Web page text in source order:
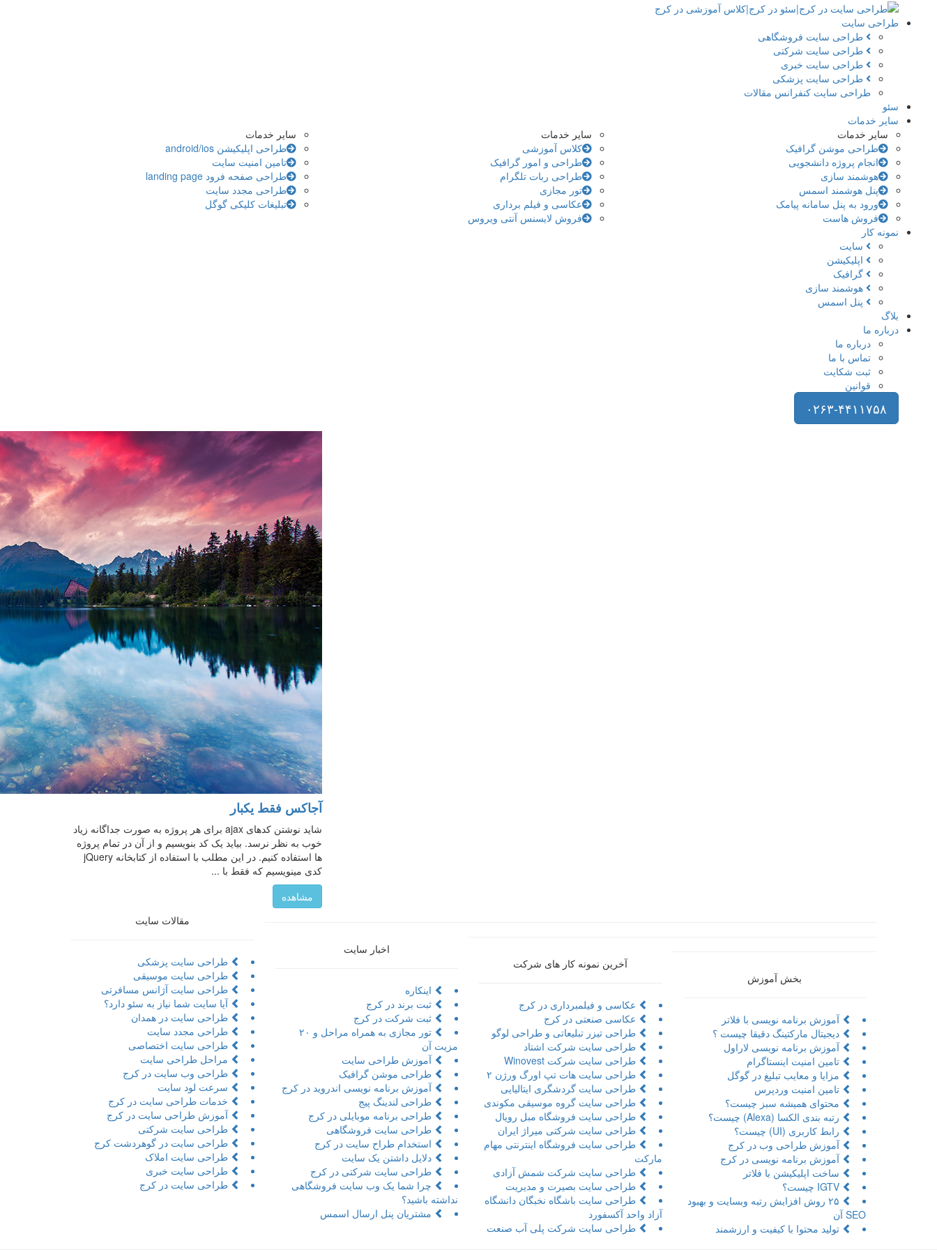
طراحی سایت
طراحی سایت فروشگاهی
طراحی سایت شرکتی
طراحی سایت خبری
طراحی سایت پزشکی
طراحی سایت کنفرانس مقالات
سئو
سایر خدمات
سایر خدمات
طراحی اپلیکیشن android/ios
تامین امنیت سایت
طراحی صفحه فرود landing page
طراحی مجدد سایت
تبلیغات کلیکی گوگل
سایر خدمات
کلاس آموزشی
طراحی و امور گرافیک
طراحی ربات تلگرام
تور مجازی
عکاسی و فیلم برداری
فروش لایسنس آنتی ویروس
سایر خدمات
طراحی موشن گرافیک
انجام پروژه دانشجویی
هوشمند سازی
پنل هوشمند اسمس
ورود به پنل سامانه پیامک
فروش هاست
نمونه کار
سایت
اپلیکیشن
گرافیک
هوشمند سازی
پنل اسمس
بلاگ
درباره ما
درباره ما
تماس با ما
ثبت شکایت
قوانین
۰۲۶۳-۴۴۱۱۷۵۸
آجاکس فقط یکبار
شاید نوشتن کدهای ajax برای هر پروژه به صورت جداگانه زیاد
خوب به نظر نرسد. بیاید یک کد بنویسیم و از آن در تمام پروژه
ها استفاده کنیم. در این مطلب با استفاده از کتابخانه jQuery
کدی مینویسیم که فقط با ...
مشاهده
مقالات سایت
طراحی سایت پزشکی
طراحی سایت موسیقی
طراحی سایت آژانس مسافرتی
آیا سایت شما نیاز به سئو دارد؟
طراحی سایت در همدان
طراحی مجدد سایت
طراحی سایت اختصاصی
مراحل طراحی سایت
طراحی وب سایت در کرج
سرعت لود سایت
خدمات طراحی سایت در کرج
آموزش طراحی سایت در کرج
طراحی سایت شرکتی
طراحی سایت در گوهردشت کرج
طراحی سایت املاک
طراحی سایت خبری
طراحی سایت در کرج
اخبار سایت
اینکاره
ثبت برند در کرج
ثبت شرکت در کرج
تور مجازی به همراه مراحل و ۲۰
مزیت آن
آموزش طراحی سایت
طراحی موشن گرافیک
آموزش برنامه نویسی اندروید در کرج
طراحی لندینگ پیج
طراحی برنامه موبایلی در کرج
طراحی سایت فروشگاهی
استخدام طراح سایت در کرج
دلایل داشتن یک سایت
طراحی سایت شرکتی در کرج
چرا شما یک وب سایت فروشگاهی
نداشته باشید؟
مشتریان پنل ارسال اسمس
آخرین نمونه کار های شرکت
عکاسی و فیلمبرداری در کرج
عکاسی صنعتی در کرج
طراحی تیزر تبلیعاتی و طراحی لوگو
طراحی سایت شرکت اشتاد
طراحی سایت شرکت Winovest
طراحی سایت هات تپ اورگ ورژن ۲
طراحی سایت گردشگری ایتالیایی
طراحی سایت گروه موسیقی مکوندی
طراحی سایت فروشگاه مبل رویال
طراحی سایت شرکتی میراژ ایران
طراحی سایت فروشگاه اینترنتی مهام
مارکت
طراحی سایت شرکت شمش آزادی
طراحی سایت بصیرت و مدیریت
طراحی سایت باشگاه نخبگان دانشگاه
آزاد واحد آکسفورد
طراحی سایت شرکت پلی آب صنعت
بخش آموزش
آموزش برنامه نویسی با فلاتر
دیجیتال مارکتینگ دقیقا چیست ؟
آموزش برنامه نویسی لاراول
تامین امنیت اینستاگرام
مزایا و معایب تبلیغ در گوگل
تامین امنیت وردپرس
محتوای همیشه سبز چیست؟
رتبه بندی الکسا (Alexa) چیست؟
رابط کاربری (UI) چیست؟
آموزش طراحی وب در کرج
آموزش برنامه نویسی در کرج
ساخت اپلیکیشن با فلاتر
۲۵ روش افزایش رتبه وبسایت و بهبود
SEO آن
تولید محتوا با کیفیت و ارزشمند